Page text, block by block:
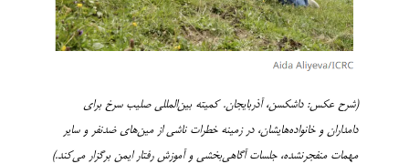
(شرح عکس: داشکسن، آذربایجان. کمیته بین‌المللی صلیب سرخ برای
دامداران و خانواده‌هایشان، در زمینه خطرات ناشی از مین‌های ضدنفر و سایر
مهمات منفجرنشده، جلسات آگاهی‌بخشی و آموزش رفتار ایمن برگزار می‌کند.
)